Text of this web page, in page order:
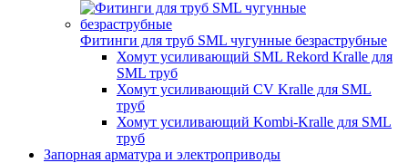
Фитинги для труб SML чугунные безраструбные
Хомут усиливающий SML Rekord Kralle для
SML труб
Хомут усиливающий CV Kralle для SML
труб
Хомут усиливающий Kombi-Kralle для SML
труб
Запорная арматура и электроприводы